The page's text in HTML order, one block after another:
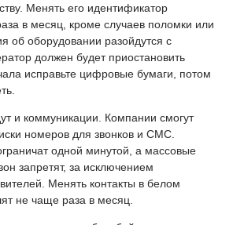
Менять его идентификатор
в месяц, кроме случаев поломки или
об оборудовании разойдутся с
должен будет приостановить
исправьте цифровые бумаги, потом
и коммуникации. Компании смогут
номеров для звонков и СМС.
одной минутой, а массовые
запретят, за исключением
Менять контакты в белом
не чаще раза в месяц.